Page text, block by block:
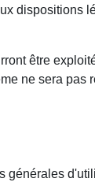
être
ne sera